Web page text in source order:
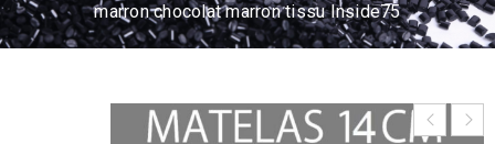
marron chocolat marron tissu Inside75